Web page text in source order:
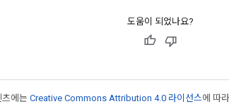
도움이 되었나요?
에는 Creative Commons Attribution 4.0 라이선스에 따